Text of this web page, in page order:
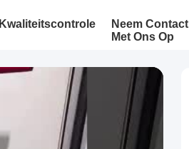
Kwaliteitscontrole
Neem Contact
Met Ons Op